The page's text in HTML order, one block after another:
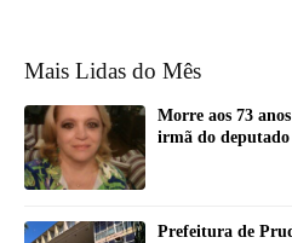
Mais Lidas do Mês
Morre aos 73
irmã do
Prefeitura de